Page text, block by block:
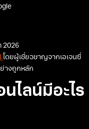
2026
โดยผู้เชี่ยวชาญจากเอเจนซี่
างถูกหลัก
ไลน์มีอะไร